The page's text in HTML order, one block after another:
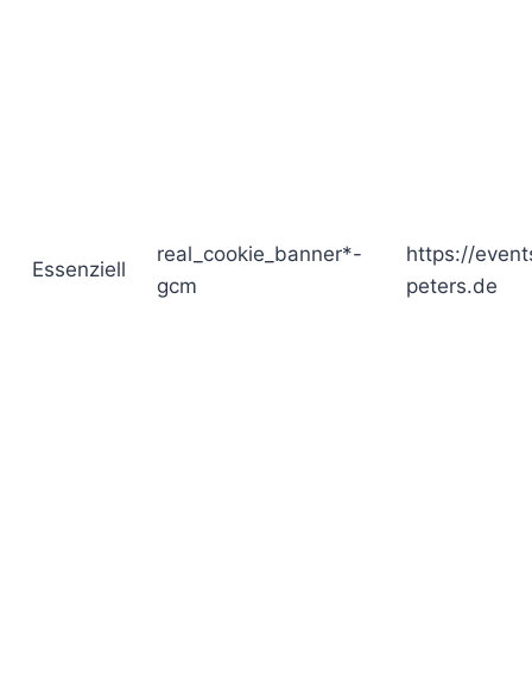
Essenziell
real_cookie_banner*-
gcm
https://
peters.de